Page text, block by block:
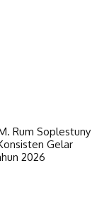
Rum Soplestuny
Gelar
2026